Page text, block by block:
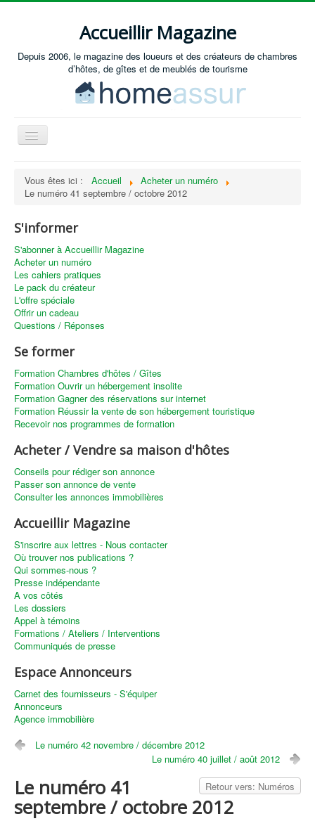
Accueillir Magazine
Depuis 2006, le magazine des loueurs et des créateurs de chambres
d’hôtes, de gîtes et de meublés de tourisme
Basculer
Créer / Ouvrir
Annonces immobilières
Recevoir les annonces immobilières / Nous contacter
Vous êtes ici : Accueil
Acheter un numéro
Le numéro 41 septembre / octobre 2012
S'informer
S'abonner à Accueillir Magazine
Acheter un numéro
Les cahiers pratiques
Le pack du créateur
L'offre spéciale
Offrir un cadeau
Questions / Réponses
Se former
Formation Chambres d'hôtes / Gîtes
Formation Ouvrir un hébergement insolite
Formation Gagner des réservations sur internet
Formation Réussir la vente de son hébergement touristique
Recevoir nos programmes de formation
Acheter / Vendre sa maison d'hôtes
Conseils pour rédiger son annonce
Passer son annonce de vente
Consulter les annonces immobilières
Accueillir Magazine
S'inscrire aux lettres - Nous contacter
Où trouver nos publications ?
Qui sommes-nous ?
Presse indépendante
A vos côtés
Les dossiers
Appel à témoins
Formations / Ateliers / Interventions
Communiqués de presse
Espace Annonceurs
Carnet des fournisseurs - S'équiper
Annonceurs
Agence immobilière
Le numéro 42 novembre / décembre 2012
Le numéro 40 juillet / août 2012
Retour vers: Numéros
Le numéro 41
septembre / octobre 2012